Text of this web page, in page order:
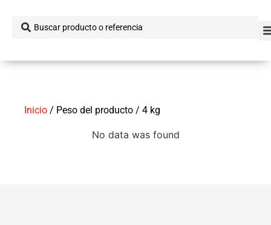
Inicio / Peso del producto / 4 kg
No data was found